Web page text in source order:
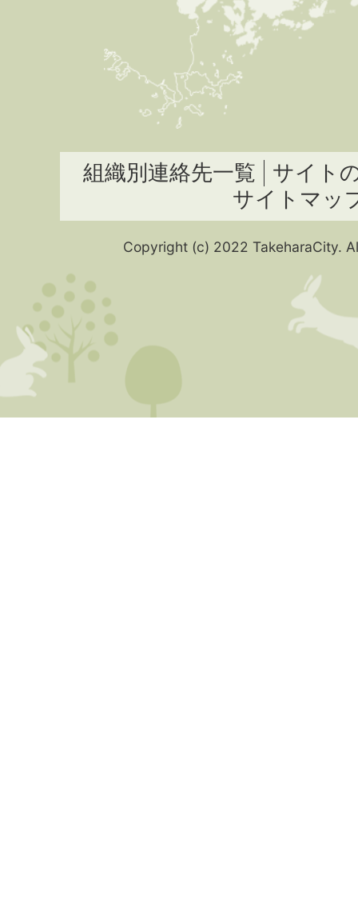
組織別連絡先一覧
サイト
サイトマッ
Copyright (c) 2022 TakeharaCity.